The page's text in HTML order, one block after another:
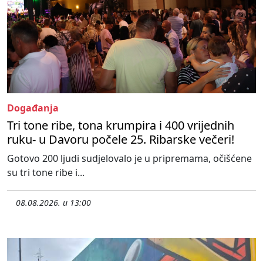
Događanja
Tri tone ribe, tona krumpira i 400 vrijednih
ruku- u Davoru počele 25. Ribarske večeri!
Gotovo 200 ljudi sudjelovalo je u pripremama, očišćene
su tri tone ribe i...
08.08.2026. u 13:00